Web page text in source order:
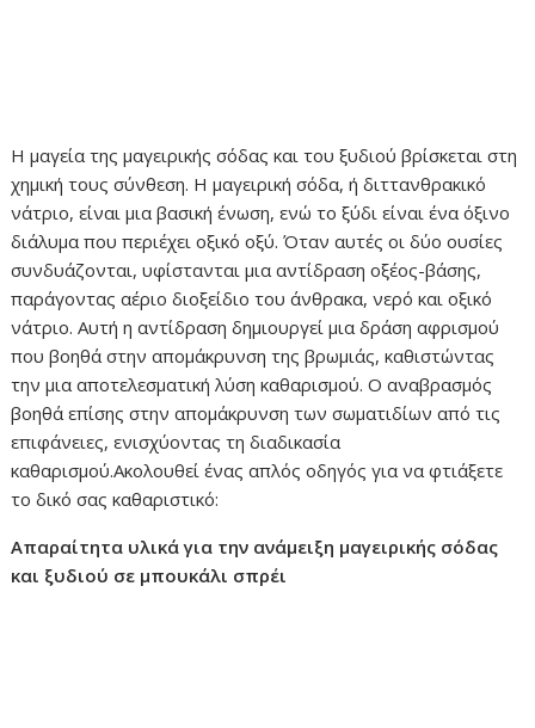
Η μαγεία της μαγειρικής σόδας και του ξυδιού βρίσκεται στη
χημική τους σύνθεση. Η μαγειρική σόδα, ή διττανθρακικό
νάτριο, είναι μια βασική ένωση, ενώ το ξύδι είναι ένα όξινο
διάλυμα που περιέχει οξικό οξύ. Όταν αυτές οι δύο ουσίες
συνδυάζονται, υφίστανται μια αντίδραση οξέος-βάσης,
παράγοντας αέριο διοξείδιο του άνθρακα, νερό και οξικό
νάτριο. Αυτή η αντίδραση δημιουργεί μια δράση αφρισμού
που βοηθά στην απομάκρυνση της βρωμιάς, καθιστώντας
την μια αποτελεσματική λύση καθαρισμού. Ο αναβρασμός
βοηθά επίσης στην απομάκρυνση των σωματιδίων από τις
επιφάνειες, ενισχύοντας τη διαδικασία
καθαρισμού.Ακολουθεί ένας απλός οδηγός για να φτιάξετε
το δικό σας καθαριστικό:
Απαραίτητα υλικά για την ανάμειξη μαγειρικής σόδας
και ξυδιού σε μπουκάλι σπρέι